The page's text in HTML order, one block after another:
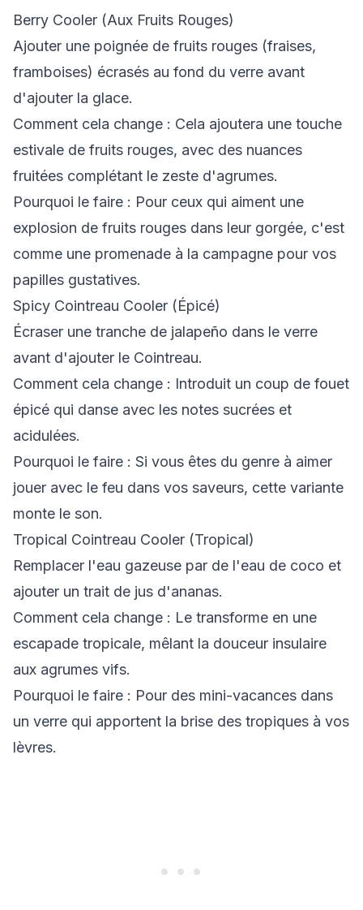
Berry Cooler (Aux Fruits Rouges)
Ajouter une poignée de fruits rouges (fraises,
framboises) écrasés au fond du verre avant
d'ajouter la glace.
Comment cela change : Cela ajoutera une touche
estivale de fruits rouges, avec des nuances
fruitées complétant le zeste d'agrumes.
Pourquoi le faire : Pour ceux qui aiment une
explosion de fruits rouges dans leur gorgée, c'est
comme une promenade à la campagne pour vos
papilles gustatives.
Spicy Cointreau Cooler (Épicé)
Écraser une tranche de jalapeño dans le verre
avant d'ajouter le Cointreau.
Comment cela change : Introduit un coup de fouet
épicé qui danse avec les notes sucrées et
acidulées.
Pourquoi le faire : Si vous êtes du genre à aimer
jouer avec le feu dans vos saveurs, cette variante
monte le son.
Tropical Cointreau Cooler (Tropical)
Remplacer l'eau gazeuse par de l'eau de coco et
ajouter un trait de jus d'ananas.
Comment cela change : Le transforme en une
escapade tropicale, mêlant la douceur insulaire
aux agrumes vifs.
Pourquoi le faire : Pour des mini-vacances dans
un verre qui apportent la brise des tropiques à vos
lèvres.